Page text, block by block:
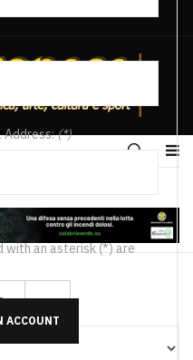
Address:(*)
with an asterisk (*) are
ACCOUNT